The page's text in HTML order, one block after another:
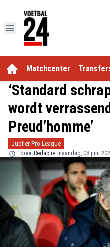
Matchcenter
‘Standard
wordt
Preud’homme’
Jupiler Pro League
door Redactie maandag, 08 juni